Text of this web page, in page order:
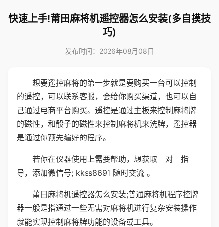
快速上手!莆田麻将机遥控器怎么安装(多自摸技
巧)
发布时间：2026年08月08日
想要遥控麻将的第一步就是要购买一台可以控制
的遥控，可以联系客服，会给你购买渠道，也可以自
己通过电商平台购买。遥控是通过主板来控制麻将牌
的磁性，和骰子的磁性来控制麻将机来洗牌，遥控器
是通过你预先编好的程序。
若你在仪器使用上需要帮助，想获取一对一指
导，添加微信号; kkss8691 随时交流 。
莆田麻将机遥控器怎么安装;普通麻将机程序控牌
器一般是指通过一些无需对麻将机进行复杂安装操作
就能实现控制麻将牌功能的设备或工具。